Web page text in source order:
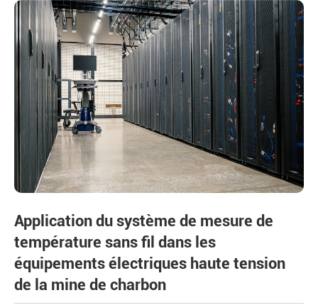
Application du système de mesure de
température sans fil dans les
équipements électriques haute tension
de la mine de charbon